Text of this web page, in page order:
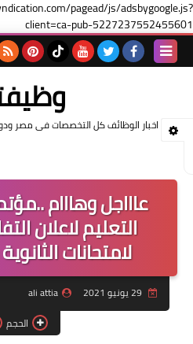
pagead/js/adsbygoogle.js?
client=ca-pub-5227237552455601
اخبار الوظائف كل التخصصات فى مصر
عاااجل وهااام
التعليم لاعلان
لامتحانات الثانوية
ali attia
الحجم